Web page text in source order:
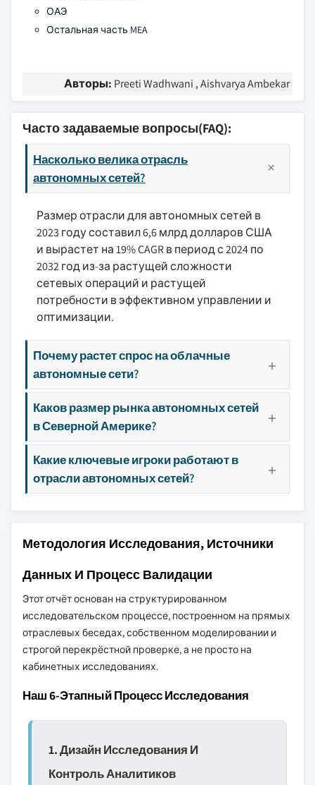
ОАЭ
Остальная часть MEA
Авторы: Preeti Wadhwani , Aishvarya Ambekar
Часто задаваемые вопросы(FAQ):
Насколько велика отрасль
автономных сетей?
Размер отрасли для автономных сетей в
2023 году составил 6,6 млрд долларов США
и вырастет на 19% CAGR в период с 2024 по
2032 год из-за растущей сложности
сетевых операций и растущей
потребности в эффективном управлении и
оптимизации.
Почему растет спрос на облачные
автономные сети?
Каков размер рынка автономных сетей
в Северной Америке?
Какие ключевые игроки работают в
отрасли автономных сетей?
Методология Исследования, Источники
Данных И Процесс Валидации
Этот отчёт основан на структурированном
исследовательском процессе, построенном на прямых
отраслевых беседах, собственном моделировании и
строгой перекрёстной проверке, а не просто на
кабинетных исследованиях.
Наш 6-Этапный Процесс Исследования
1. Дизайн Исследования И
Контроль Аналитиков